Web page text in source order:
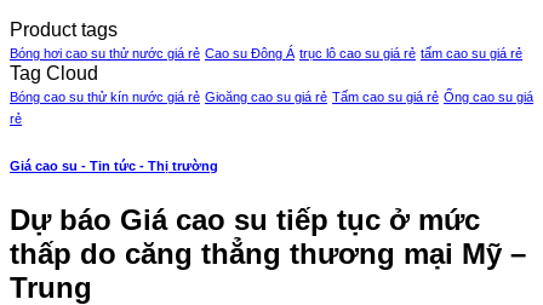
Product tags
Bóng hơi cao su thử nước giá rẻ Cao su Đông Á trục lô cao su giá rẻ tấm cao su giá rẻ
Tag Cloud
Bóng cao su thử kín nước giá rẻ Gioăng cao su giá rẻ Tấm cao su giá rẻ Ống cao su giá
rẻ
Giá cao su - Tin tức - Thị trường
Dự báo Giá cao su tiếp tục ở mức
thấp do căng thẳng thương mại Mỹ –
Trung